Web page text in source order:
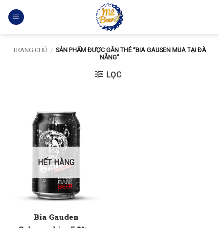
qua
TRANG CHỦ / SẢN PHẨM ĐƯỢC GẮN THẺ “BIA GAUSEN MUA TẠI ĐÀ
NẴNG”
LỌC
HẾT HÀNG
Bia Gauden